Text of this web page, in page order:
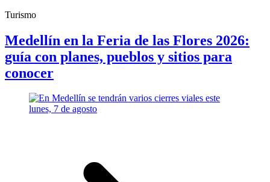
Turismo
Medellín en la Feria de las Flores 2026:
guía con planes, pueblos y sitios para
conocer